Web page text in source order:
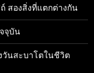
สองสิ่งที่แตกต่างกัน
จุบัน
วันสะบาโตในชีวิต